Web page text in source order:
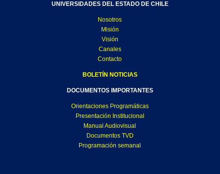
UNIVERSIDADES DEL ESTADO DE CHILE
Nosotros
Misión
Visión
Canales
Contacto
BOLETÍN NOTICIAS
DOCUMENTOS IMPORTANTES
Orientaciones Programáticas
Presentación Institucional
Manual Audiovisual
Documentos TVD
Programación semanal